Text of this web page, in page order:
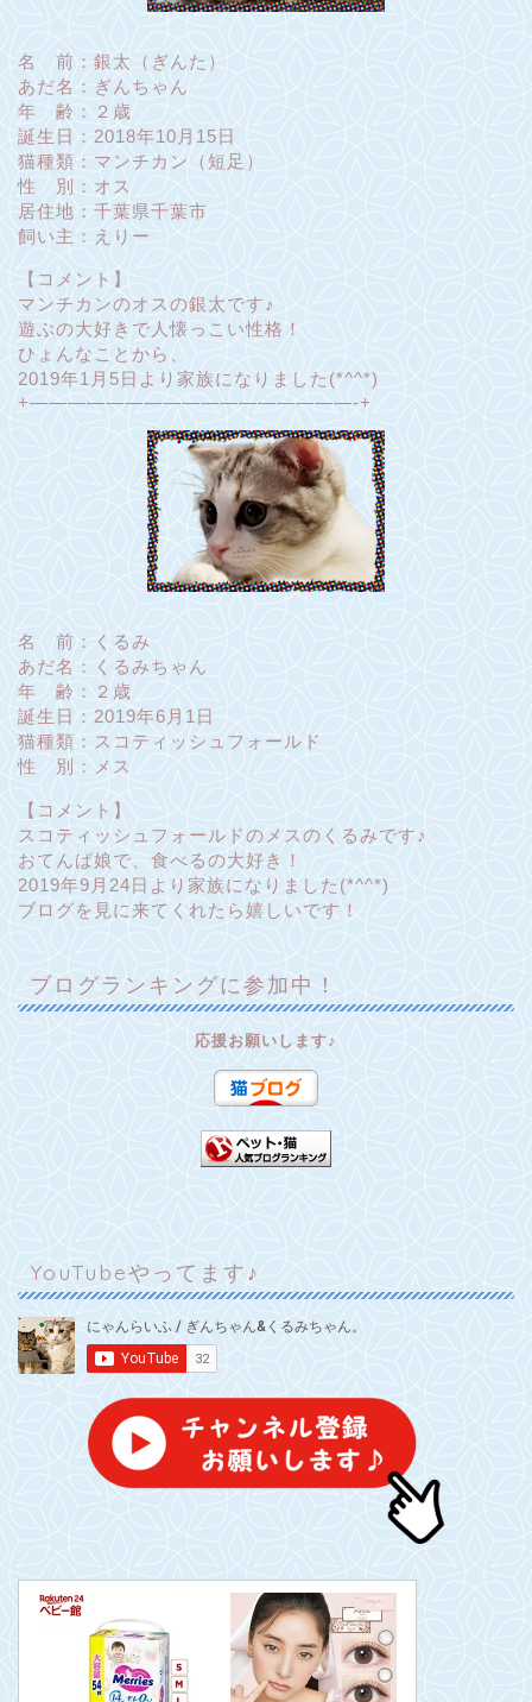
名 前：銀太（ぎんた）
あだ名：ぎんちゃん
年 齢：２歳
誕生日：2018年10月15日
猫種類：マンチカン（短足）
性 別：オス
居住地：千葉県千葉市
飼い主：えりー
【コメント】
マンチカンのオスの銀太です♪
遊ぶの大好きで人懐っこい性格！
ひょんなことから、
2019年1月5日より家族になりました(*^^*)
+—————————————————-+
名 前：くるみ
あだ名：くるみちゃん
年 齢：２歳
誕生日：2019年6月1日
猫種類：スコティッシュフォールド
性 別：メス
【コメント】
スコティッシュフォールドのメスのくるみです♪
おてんば娘で、食べるの大好き！
2019年9月24日より家族になりました(*^^*)
ブログを見に来てくれたら嬉しいです！
ブログランキングに参加中！
応援お願いします♪
YouTubeやってます♪